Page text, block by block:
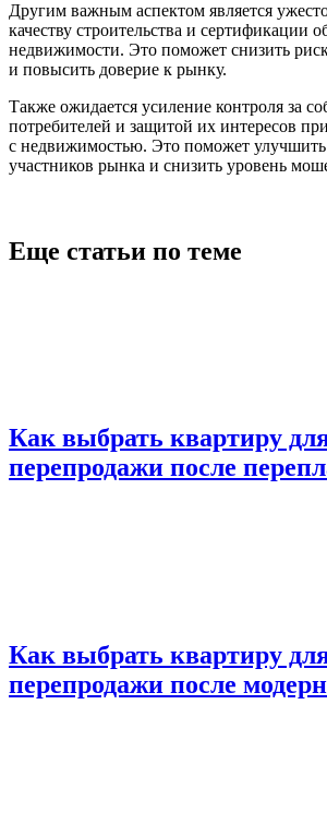
Другим важным аспектом является
качеству строительства и сертификации
недвижимости. Это поможет снизить
и повысить доверие к рынку.
Также ожидается усиление контроля за
потребителей и защитой их интересов
с недвижимостью. Это поможет улучшить
участников рынка и снизить уровень
Еще статьи по теме
Как выбрать квартиру
перепродажи после
Как выбрать квартиру
перепродажи после